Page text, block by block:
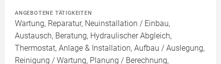
ANGEBOTENE TÄTIGKEITEN
Wartung, Reparatur, Neuinstallation / Einbau,
Austausch, Beratung, Hydraulischer Abgleich,
Thermostat, Anlage & Installation, Aufbau / Auslegung,
Reinigung / Wartung, Planung / Berechnung,